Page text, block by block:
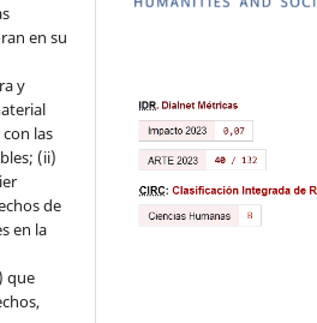
en su
y
las
(ii)
de
en la
que